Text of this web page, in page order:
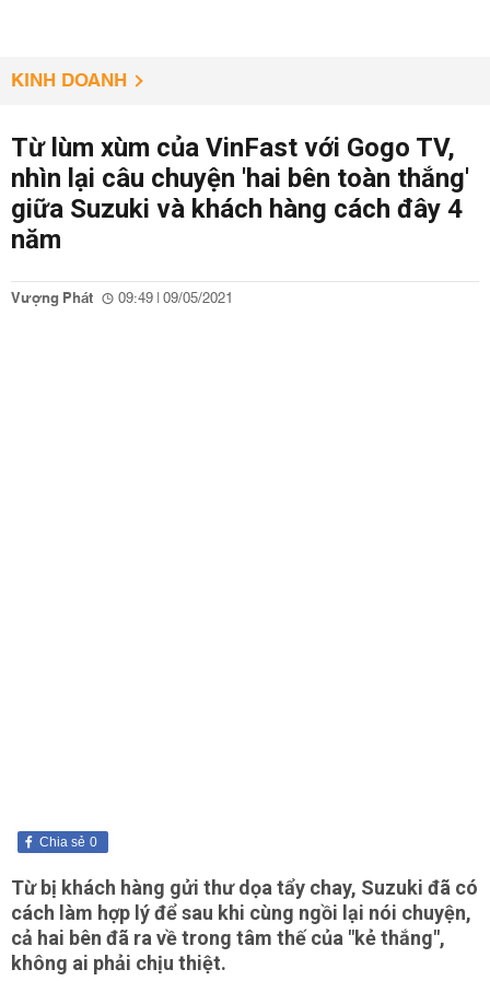
KINH DOANH
Từ lùm xùm của VinFast với Gogo TV,
nhìn lại câu chuyện 'hai bên toàn thắng'
giữa Suzuki và khách hàng cách đây 4
năm
Vượng Phát 09:49 | 09/05/2021
0
Chia sẻ
Từ bị khách hàng gửi thư dọa tẩy chay, Suzuki đã có
cách làm hợp lý để sau khi cùng ngồi lại nói chuyện,
cả hai bên đã ra về trong tâm thế của "kẻ thắng",
không ai phải chịu thiệt.